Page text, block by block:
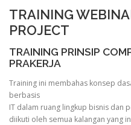
TRAINING
PROJECT
TRAINING PRINSIP
PRAKERJA
Training ini membahas konsep
berbasis
IT dalam ruang lingkup bisnis dan
diikuti oleh semua kalangan yang